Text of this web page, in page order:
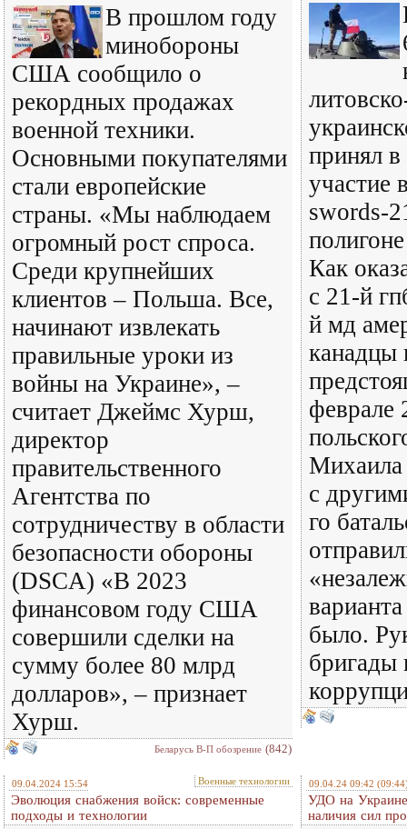
В прошлом году
минобороны
США сообщило о
рекордных продажах
военной техники.
Основными покупателями
стали европейские
страны. «Мы наблюдаем
огромный рост спроса.
Среди крупнейших
клиентов – Польша. Все,
начинают извлекать
правильные уроки из
войны на Украине», –
считает Джеймс Хурш,
директор
правительственного
Агентства по
сотрудничеству в области
безопасности обороны
(DSCA) «В 2023
финансовом году США
совершили сделки на
сумму более 80 млрд
долларов», – признает
Хурш.
Беларусь В-П обозрение (842)
принял в
участие
swords-
Как
с 21-й
й мд
канадцы
феврале
Михаила
с
го
было.
бригады
09.04.2024 15:54 Военные технологии
Эволюция снабжения войск: современные
подходы и технологии
09.04.24 09:42
УДО на
наличия сил